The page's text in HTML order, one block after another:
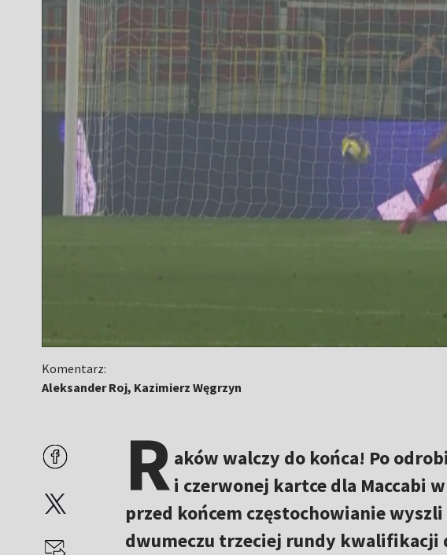
Komentarz:
Aleksander Roj, Kazimierz Węgrzyn
Raków walczy do końca! Po
i czerwonej kartce dla Maccabi
przed końcem częstochowianie
dwumeczu trzeciej rundy kwalifikacji